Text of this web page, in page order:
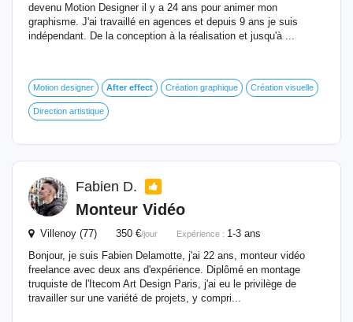
devenu Motion Designer il y a 24 ans pour animer mon
graphisme. J'ai travaillé en agences et depuis 9 ans je suis
indépendant. De la conception à la réalisation et jusqu'à ...
Motion designer After effect Création graphique Création visuelle
Direction artistique
Fabien D.
Monteur Vidéo
Villenoy (77) 350 €/jour Expérience : 1-3 ans
Bonjour, je suis Fabien Delamotte, j'ai 22 ans, monteur vidéo
freelance avec deux ans d'expérience. Diplômé en montage
truquiste de l'Itecom Art Design Paris, j'ai eu le privilège de
travailler sur une variété de projets, y compri...